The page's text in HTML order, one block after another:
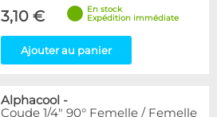
3,10 €
En stock
Expédition immédiate
Ajouter au panier
Alphacool -
Coude 1/4" 90° Femelle / Femelle